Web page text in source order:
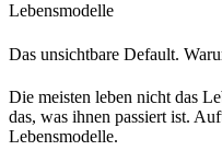
Lebensmodelle
Das unsichtbare Default.
Die meisten leben nicht das
das, was ihnen passiert ist.
Lebensmodelle.